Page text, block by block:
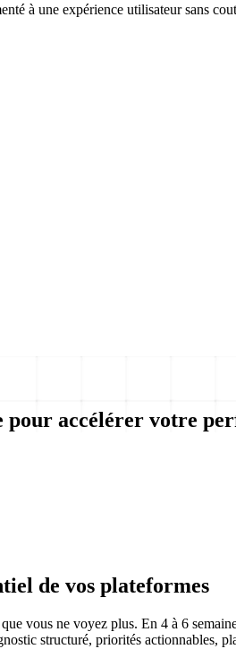
à une expérience utilisateur sans
pour accélérer votre
de vos plateformes
vous ne voyez plus. En 4 à 6
structuré, priorités actionnables,